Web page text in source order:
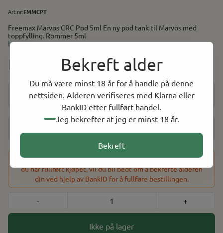
Bekreft alder
Du må være minst 18 år for å handle på denne
nettsiden. Alderen verifiseres med Klarna eller
BankID etter fullført handel.
Jeg bekrefter at jeg er minst 18 år.
Bekreft
Art.nr:FMMCPT
Freemax Marvos CRC Pod 5ml En ny pod tank til Marvos med
Les mer
NOK 99.00
Dette produktet har en aldersbegrensning på 18 år. Etter at
du har fullført kjøpet, vil du bli bedt om å bekrefte alderen
din ved hjelp av BankID for å fullføre bestillingen.
- +
Ikke på lager